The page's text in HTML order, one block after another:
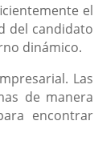
el
del candidato
dinámico.
Las
de manera
encontrar